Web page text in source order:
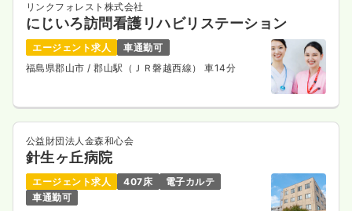
リンクフォレスト株式会社
にじいろ訪問看護リハビリステーション
エージェント求人
車通勤可
福島県郡山市 / 郡山駅（ＪＲ磐越西線） 車14分
公益財団法人金森和心会
針生ヶ丘病院
エージェント求人 407床
電子カルテ
車通勤可